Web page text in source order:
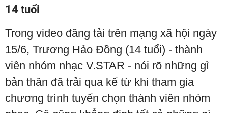
14 tuổi
Trong video đăng tải trên mạng xã hội ngày
15/6, Trương Hảo Đồng (14 tuổi) - thành
viên nhóm nhạc V.STAR - nói rõ những gì
bản thân đã trải qua kể từ khi tham gia
chương trình tuyển chọn thành viên nhóm